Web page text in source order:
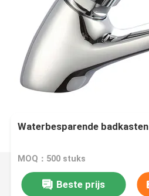
Waterbesparende badkasten
MOQ：500 stuks
Beste prijs